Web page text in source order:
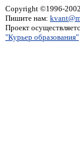
Copyright ©1996-2002
Пишите нам:
Проект
"Курьер образования"